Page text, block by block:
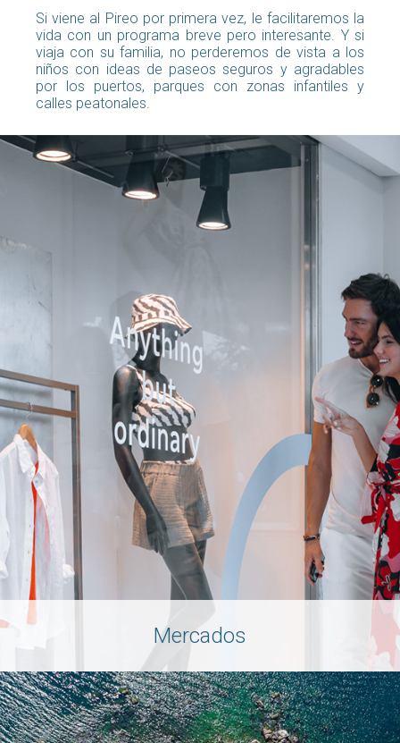
Si viene al Pireo por primera vez, le facilitaremos la
vida con un programa breve pero interesante. Y si
viaja con su familia, no perderemos de vista a los
niños con ideas de paseos seguros y agradables
por los puertos, parques con zonas infantiles y
calles peatonales.
Mercados